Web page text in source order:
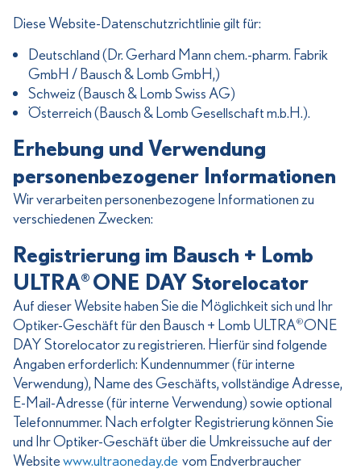
Diese Website-Datenschutzrichtlinie gilt für:
Deutschland (Dr. Gerhard Mann chem.-pharm. Fabrik
GmbH / Bausch & Lomb GmbH,)
Schweiz (Bausch & Lomb Swiss AG)
Österreich (Bausch & Lomb Gesellschaft m.b.H.).
Erhebung und Verwendung
personenbezogener Informationen
Wir verarbeiten personenbezogene Informationen zu
verschiedenen Zwecken:
Registrierung im Bausch + Lomb
ULTRA® ONE DAY Storelocator
Auf dieser Website haben Sie die Möglichkeit sich und Ihr
Optiker-Geschäft für den Bausch + Lomb ULTRA®ONE
DAY Storelocator zu registrieren. Hierfür sind folgende
Angaben erforderlich: Kundennummer (für interne
Verwendung), Name des Geschäfts, vollständige Adresse,
E-Mail-Adresse (für interne Verwendung) sowie optional
Telefonnummer. Nach erfolgter Registrierung können Sie
und Ihr Optiker-Geschäft über die Umkreissuche auf der
Websitewww.ultraoneday.de vom Endverbraucher